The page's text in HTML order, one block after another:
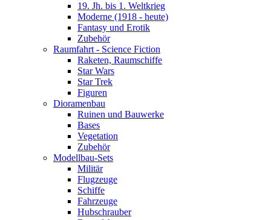
19. Jh. bis 1. Weltkrieg
Moderne (1918 - heute)
Fantasy und Erotik
Zubehör
Raumfahrt - Science Fiction
Raketen, Raumschiffe
Star Wars
Star Trek
Figuren
Dioramenbau
Ruinen und Bauwerke
Bases
Vegetation
Zubehör
Modellbau-Sets
Militär
Flugzeuge
Schiffe
Fahrzeuge
Hubschrauber